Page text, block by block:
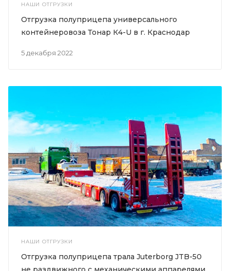
НАШИ ОТГРУЗКИ
5 декабря 2022
Отгрузка полуприцепа универсального
контейнеровоза Тонар К4-U в г. Краснодар
НАШИ ОТГРУЗКИ
Отгрузка полуприцепа трала Juterborg JTB-50